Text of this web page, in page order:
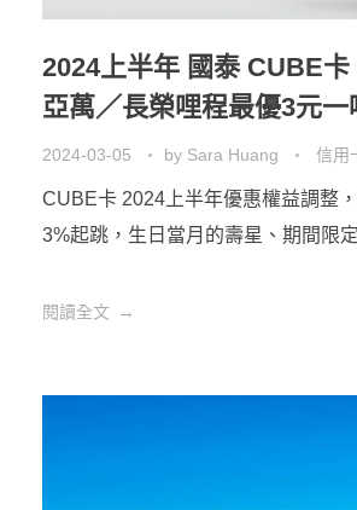
2024上半年 國泰 CUBE卡
亞萬／長榮哩程最優3元一
2024-03-05 by Sara Huang 信用
CUBE卡 2024上半年優惠權益調整
3%起跳，生日當月的壽星、期間限
閱讀全文